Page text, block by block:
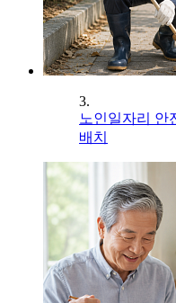
3.
노인일자리 안
배치